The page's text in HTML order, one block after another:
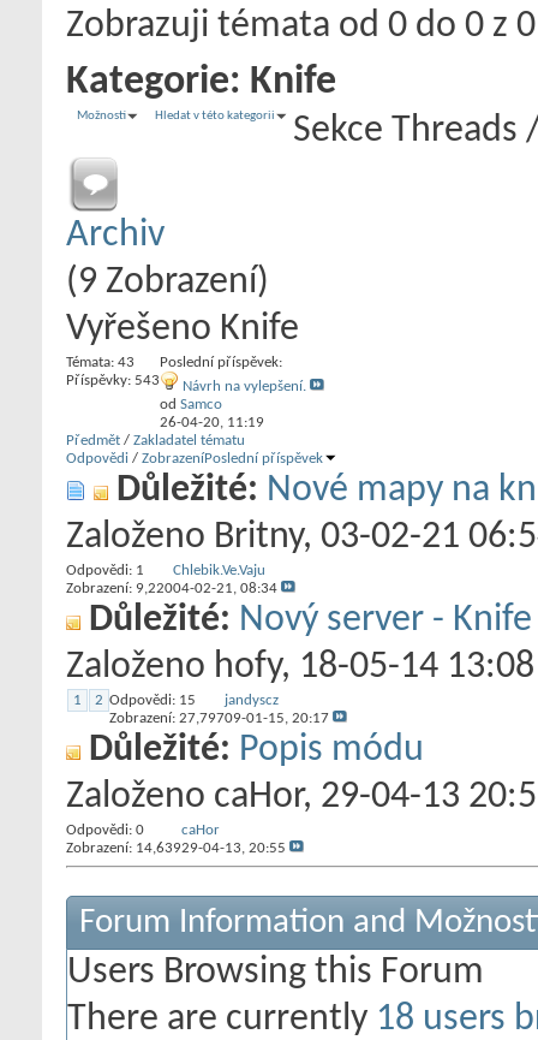
Zobrazuji témata od 0 do 0 z 0
Kategorie: Knife
Možnosti Hledat v této kategorii Sekce Threads
Archiv
(9 Zobrazení)
Vyřešeno Knife
Témata: 43
Příspěvky: 543
Poslední příspěvek:
Návrh na vylepšení.
od Samco
26-04-20, 11:19
Předmět / Zakladatel tématu
Odpovědi / ZobrazeníPoslední příspěvek
Důležité: Nové mapy na
Založeno Britny‎, 03-02-21
Odpovědi: 1
Zobrazení: 9,220
Chlebik.Ve.Vaju
04-02-21, 08:34
Důležité: Nový server -
Založeno hofy‎, 18-05-14 13:08
1 2 Odpovědi: 15
Zobrazení: 27,797
jandyscz
09-01-15, 20:17
Důležité: Popis módu
Založeno caHor‎, 29-04-13
Odpovědi: 0
Zobrazení: 14,639
caHor
29-04-13, 20:55
Forum Information and
Users Browsing this Forum
There are currently 18 users